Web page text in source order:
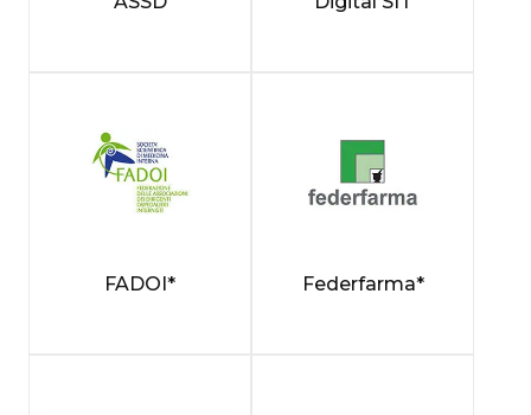
FADOI* Federfarma*